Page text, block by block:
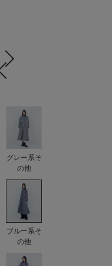
グレー系そ
の他
ブルー系そ
の他